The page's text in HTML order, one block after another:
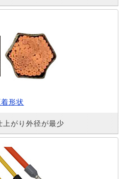
形状
上がり外径が最少